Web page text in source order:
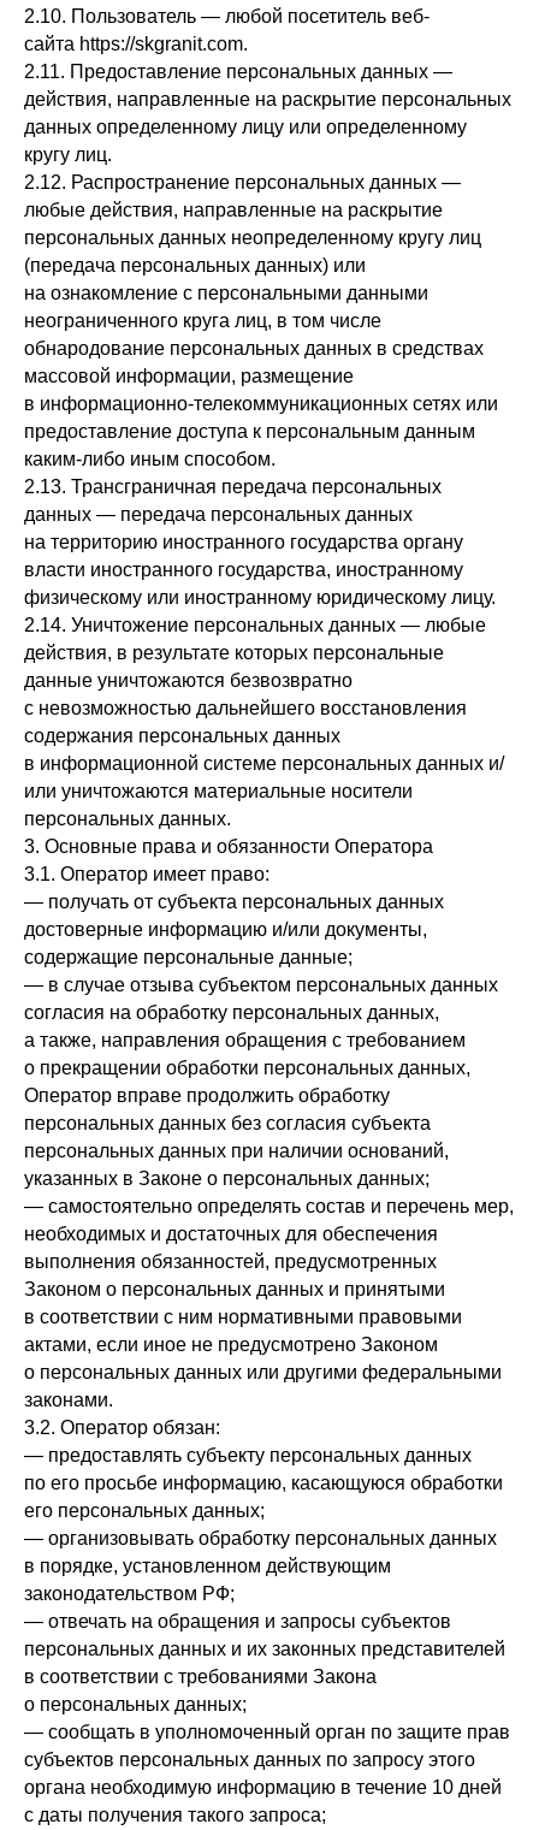
2.10. Пользователь — любой посетитель веб-
сайта https://skgranit.com.
2.11. Предоставление персональных данных —
действия, направленные на раскрытие персональных
данных определенному лицу или определенному
кругу лиц.
2.12. Распространение персональных данных —
любые действия, направленные на раскрытие
персональных данных неопределенному кругу лиц
(передача персональных данных) или
на ознакомление с персональными данными
неограниченного круга лиц, в том числе
обнародование персональных данных в средствах
массовой информации, размещение
в информационно-телекоммуникационных сетях или
предоставление доступа к персональным данным
каким-либо иным способом.
2.13. Трансграничная передача персональных
данных — передача персональных данных
на территорию иностранного государства органу
власти иностранного государства, иностранному
физическому или иностранному юридическому лицу.
2.14. Уничтожение персональных данных — любые
действия, в результате которых персональные
данные уничтожаются безвозвратно
с невозможностью дальнейшего восстановления
содержания персональных данных
в информационной системе персональных данных и/
или уничтожаются материальные носители
персональных данных.
3. Основные права и обязанности Оператора
3.1. Оператор имеет право:
— получать от субъекта персональных данных
достоверные информацию и/или документы,
содержащие персональные данные;
— в случае отзыва субъектом персональных данных
согласия на обработку персональных данных,
а также, направления обращения с требованием
о прекращении обработки персональных данных,
Оператор вправе продолжить обработку
персональных данных без согласия субъекта
персональных данных при наличии оснований,
указанных в Законе о персональных данных;
— самостоятельно определять состав и перечень мер,
необходимых и достаточных для обеспечения
выполнения обязанностей, предусмотренных
Законом о персональных данных и принятыми
в соответствии с ним нормативными правовыми
актами, если иное не предусмотрено Законом
о персональных данных или другими федеральными
законами.
3.2. Оператор обязан:
— предоставлять субъекту персональных данных
по его просьбе информацию, касающуюся обработки
его персональных данных;
— организовывать обработку персональных данных
в порядке, установленном действующим
законодательством РФ;
— отвечать на обращения и запросы субъектов
персональных данных и их законных представителей
в соответствии с требованиями Закона
о персональных данных;
— сообщать в уполномоченный орган по защите прав
субъектов персональных данных по запросу этого
органа необходимую информацию в течение 10 дней
с даты получения такого запроса;